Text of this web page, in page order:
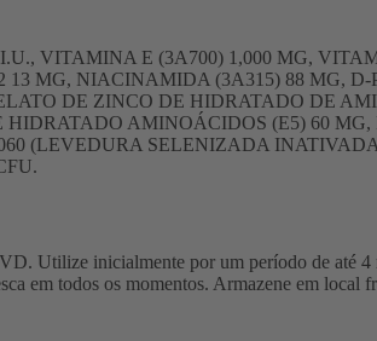
VITAMINA E (3A700) 1,000 MG,
MG, NIACINAMIDA (3A315) 88 MG,
DE ZINCO DE HIDRATADO DE
AMINOÁCIDOS (E5) 60
(LEVEDURA SELENIZADA
Utilize inicialmente por um período de até
em todos os momentos. Armazene em